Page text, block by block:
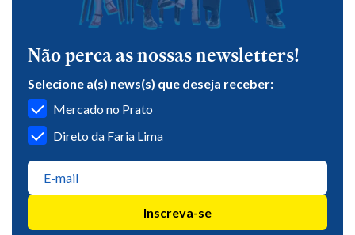
Não perca as nossas newsletters!
Selecione a(s) news(s) que deseja receber:
Mercado no Prato
Direto da Faria Lima
Inscreva-se